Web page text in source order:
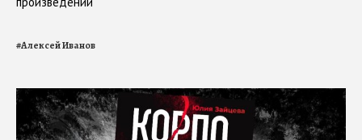
#Алексей Иванов